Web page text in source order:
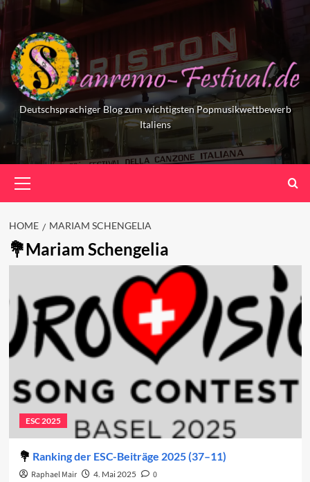
Skip
to
content
Deutschsprachiger Blog zum wichtigsten Popmusikwettbewerb
Italiens
Menu
HOME MARIAM SCHENGELIA
Mariam Schengelia
ESC 2025
Ranking der ESC-Beiträge 2025 (37–11)
Raphael Mair 4. Mai 2025
0